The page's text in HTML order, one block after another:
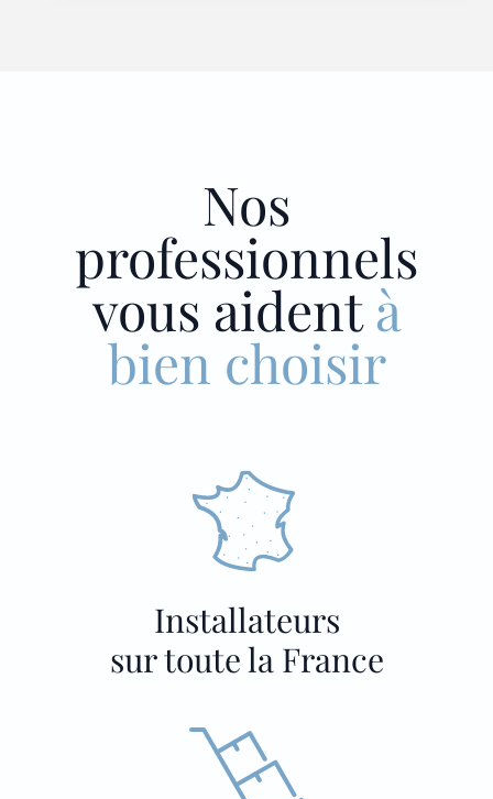
Nos
professionnels
vous aidentà
bien choisir
Installateurs
sur toute la France